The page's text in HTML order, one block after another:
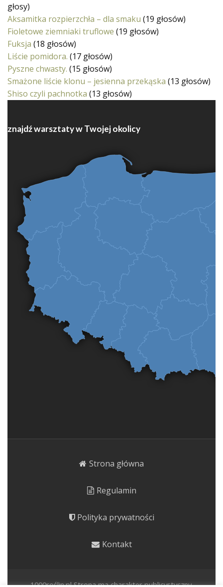
głosy)
Aksamitka rozpierzchła – dla smaku (19 głosów)
Fioletowe ziemniaki truflowe (19 głosów)
Fuksja (18 głosów)
Liście pomidora. (17 głosów)
Pyszne chwasty. (15 głosów)
Smażone liście klonu – jesienna przekąska (13 głosów)
Shiso czyli pachnotka (13 głosów)
znajdź warsztaty w Twojej okolicy
Strona główna
Regulamin
Polityka prywatności
Kontakt
1000roślin.pl Strona ma charakter publicystyczny.